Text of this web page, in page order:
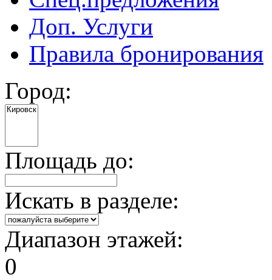
Доп. Услуги
Правила бронирования
Город:
Площадь до:
Искать в разделе:
Диапазон этажей:
0